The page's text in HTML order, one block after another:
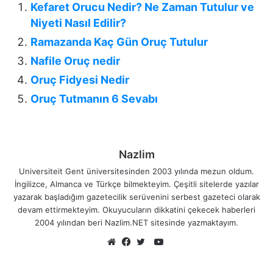
Kefaret Orucu Nedir? Ne Zaman Tutulur ve
Niyeti Nasıl Edilir?
Ramazanda Kaç Gün Oruç Tutulur
Nafile Oruç nedir
Oruç Fidyesi Nedir
Oruç Tutmanın 6 Sevabı
Nazlim
Universiteit Gent üniversitesinden 2003 yılında mezun oldum.
İngilizce, Almanca ve Türkçe bilmekteyim. Çeşitli sitelerde yazılar
yazarak başladığım gazetecilik serüvenini serbest gazeteci olarak
devam ettirmekteyim. Okuyucuların dikkatini çekecek haberleri
2004 yılından beri Nazlim.NET sitesinde yazmaktayım.
YouTube